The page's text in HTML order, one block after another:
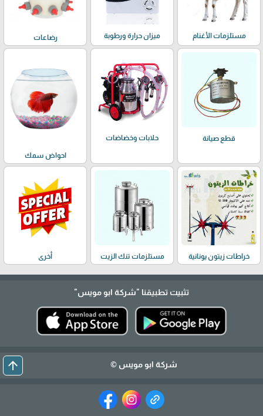
مستلزمات الأغنام ميزان حرارة ورطوبة رضاعات
قطع صيانة حلابات وخضاضات
احواض سمك
خراطات زيتون يونانية مستلزمات تنك الزيت أخرى
تثبيت تطبيقنا "شركة ابو مويس"
شركة ابو مويس © arrow_upward